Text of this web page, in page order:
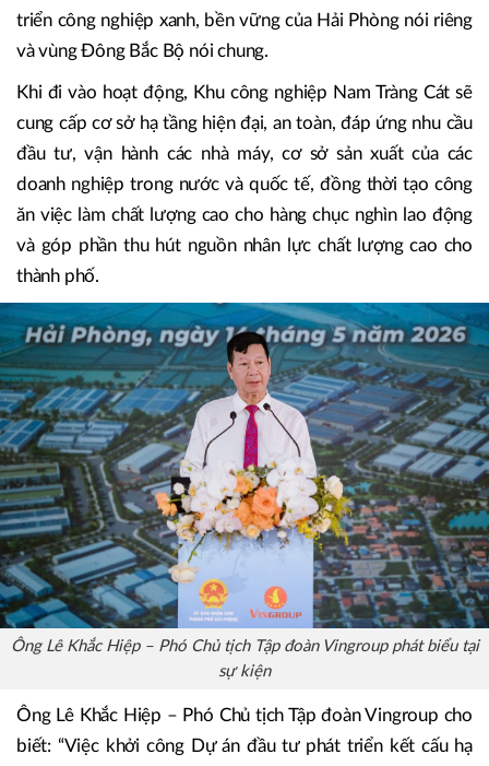
triển công nghiệp xanh, bền vững của Hải Phòng nói riêng
và vùng Đông Bắc Bộ nói chung.
Khi đi vào hoạt động, Khu công nghiệp Nam Tràng Cát sẽ
cung cấp cơ sở hạ tầng hiện đại, an toàn, đáp ứng nhu cầu
đầu tư, vận hành các nhà máy, cơ sở sản xuất của các
doanh nghiệp trong nước và quốc tế, đồng thời tạo công
ăn việc làm chất lượng cao cho hàng chục nghìn lao động
và góp phần thu hút nguồn nhân lực chất lượng cao cho
thành phố.
Ông Lê Khắc Hiệp – Phó Chủ tịch Tập đoàn Vingroup phát biểu tại
sự kiện
Ông Lê Khắc Hiệp – Phó Chủ tịch Tập đoàn Vingroup cho
biết: “Việc khởi công Dự án đầu tư phát triển kết cấu hạ